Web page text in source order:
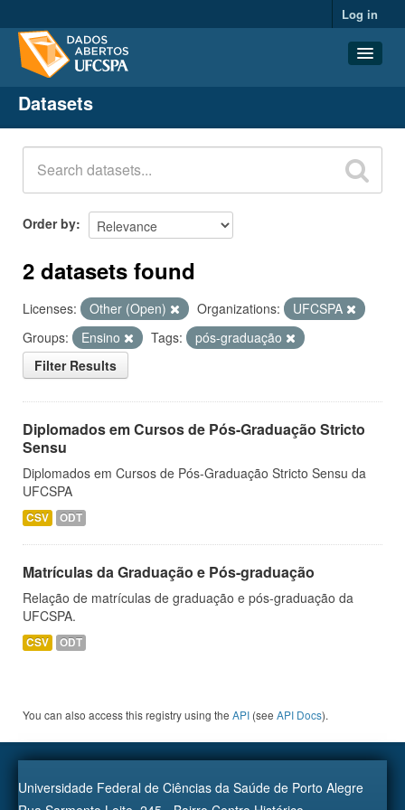
Log in
Datasets
Organizations
Groups
About
Datasets
Order by
2 datasets found
Licenses: Other (Open) Organizations:
UFCSPA
Groups:
Ensino Tags:
pós-graduação
Filter Results
Diplomados em Cursos de Pós-Graduação Stricto
Sensu
Diplomados em Cursos de Pós-Graduação Stricto Sensu da
UFCSPA
CSV ODT
Matrículas da Graduação e Pós-graduação
Relação de matrículas de graduação e pós-graduação da
UFCSPA.
CSV ODT
You can also access this registry using the API (see API Docs).
Universidade Federal de Ciências da Saúde de Porto Alegre